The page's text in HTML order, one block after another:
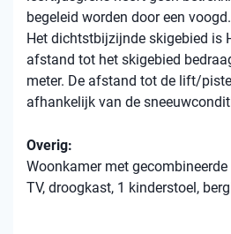
begeleid worden door een voogd.
Het dichtstbijzijnde skigebied is
afstand tot het skigebied
meter. De afstand tot de lift/
afhankelijk van de
Overig:
Woonkamer met gecombineerde
TV, droogkast, 1 kinderstoel,